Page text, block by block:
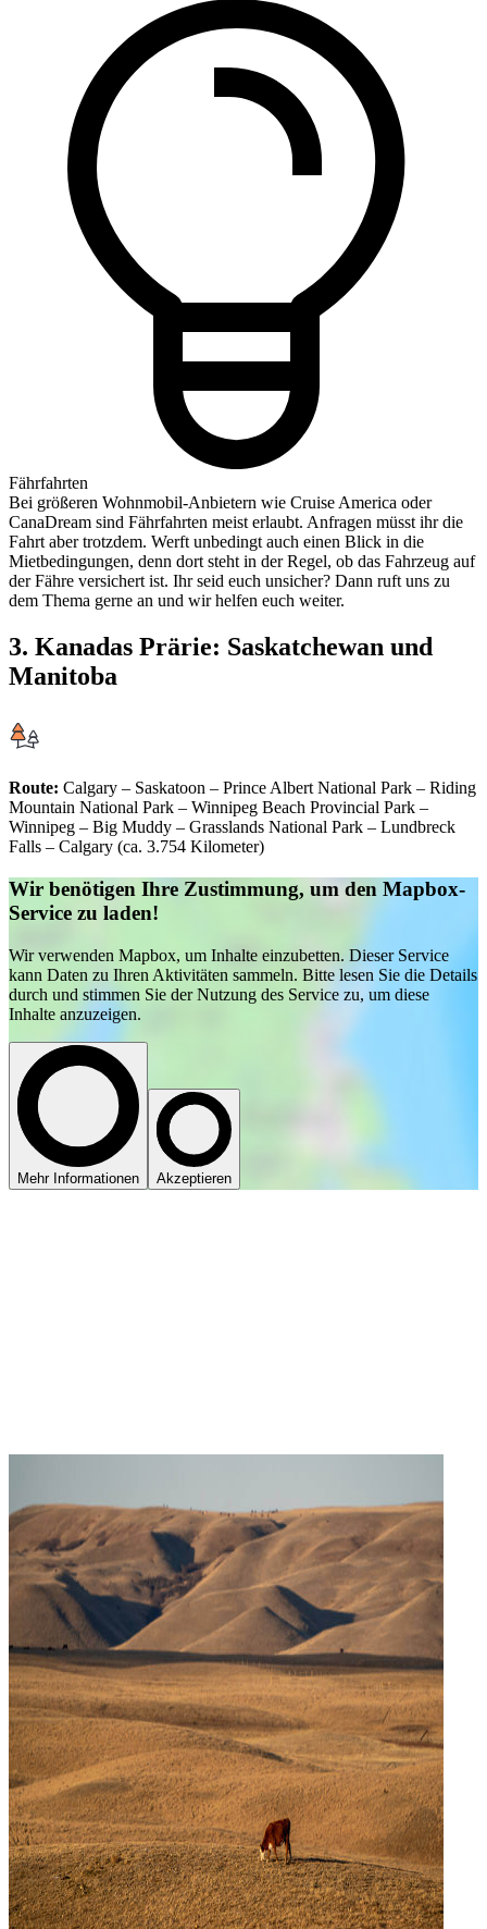
Fährfahrten
Bei größeren Wohnmobil-Anbietern wie Cruise America oder
CanaDream sind Fährfahrten meist erlaubt. Anfragen müsst ihr die
Fahrt aber trotzdem. Werft unbedingt auch einen Blick in die
Mietbedingungen, denn dort steht in der Regel, ob das Fahrzeug auf
der Fähre versichert ist. Ihr seid euch unsicher? Dann ruft uns zu
dem Thema gerne an und wir helfen euch weiter.
3. Kanadas Prärie: Saskatchewan und
Manitoba
Route: Calgary – Saskatoon – Prince Albert National Park – Riding
Mountain National Park – Winnipeg Beach Provincial Park –
Winnipeg – Big Muddy – Grasslands National Park – Lundbreck
Falls – Calgary (ca. 3.754 Kilometer)
Wir benötigen Ihre Zustimmung, um den Mapbox-
Service zu laden!
Wir verwenden Mapbox, um Inhalte einzubetten. Dieser Service
kann Daten zu Ihren Aktivitäten sammeln. Bitte lesen Sie die Details
durch und stimmen Sie der Nutzung des Service zu, um diese
Inhalte anzuzeigen.
Mehr Informationen Akzeptieren